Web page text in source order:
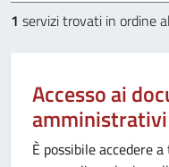
1 servizi trovati in ordine
Accesso ai
amministrativi
È possibile accedere